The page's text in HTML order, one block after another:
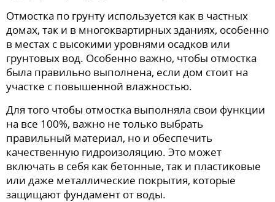
Отмостка по грунту используется как в частных
домах, так и в многоквартирных зданиях, особенно
в местах с высокими уровнями осадков или
грунтовых вод. Особенно важно, чтобы отмостка
была правильно выполнена, если дом стоит на
участке с повышенной влажностью.
Для того чтобы отмостка выполняла свои функции
на все 100%, важно не только выбрать
правильный материал, но и обеспечить
качественную гидроизоляцию. Это может
включать в себя как бетонные, так и пластиковые
или даже металлические покрытия, которые
защищают фундамент от воды.